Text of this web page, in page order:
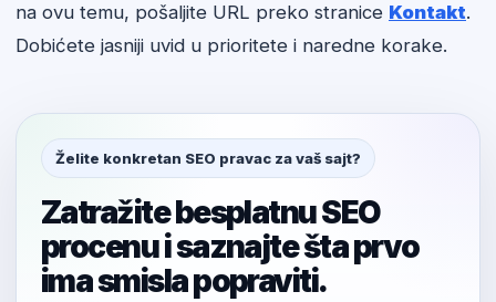
na ovu temu, pošaljite URL preko stranice Kontakt.
Dobićete jasniji uvid u prioritete i naredne korake.
Želite konkretan SEO pravac za vaš sajt?
Zatražite besplatnu SEO
procenu i saznajte šta prvo
ima smisla popraviti.